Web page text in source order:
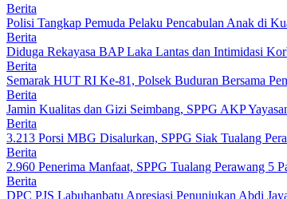
Berita
Polisi Tangkap Pemuda Pelaku Pencabulan Anak di
Berita
Diduga Rekayasa BAP Laka Lantas dan Intimidasi
Berita
Semarak HUT RI Ke-81, Polsek Buduran Bersama
Berita
Jamin Kualitas dan Gizi Seimbang, SPPG AKP
Berita
3.213 Porsi MBG Disalurkan, SPPG Siak Tualang
Berita
2.960 Penerima Manfaat, SPPG Tualang Perawang 5
Berita
DPC PJS Labuhanbatu Apresiasi Penunjukan Abdi